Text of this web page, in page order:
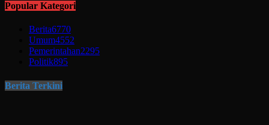
Popular Kategori
Berita6770
Umum4552
Pemerintahan2295
Politik895
Berita Terkini